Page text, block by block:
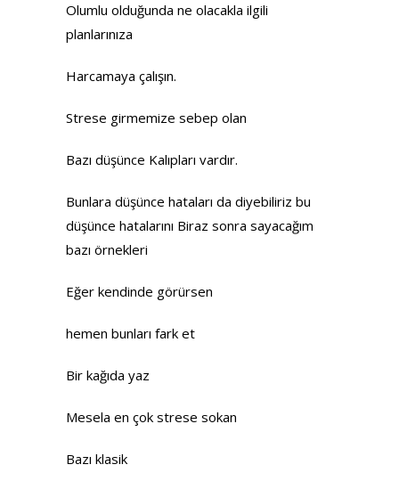
Olumlu olduğunda ne olacakla ilgili
planlarınıza
Harcamaya çalışın.
Strese girmemize sebep olan
Bazı düşünce Kalıpları vardır.
Bunlara düşünce hataları da diyebiliriz bu
düşünce hatalarını Biraz sonra sayacağım
bazı örnekleri
Eğer kendinde görürsen
hemen bunları fark et
Bir kağıda yaz
Mesela en çok strese sokan
Bazı klasik